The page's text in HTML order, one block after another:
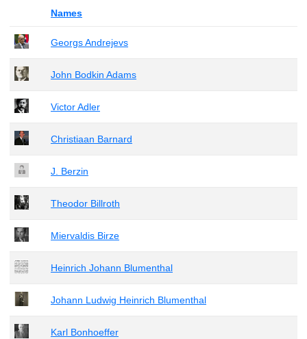
Names
Georgs Andrejevs
John Bodkin Adams
Victor Adler
Christiaan Barnard
J. Berzin
Theodor Billroth
Miervaldis Birze
Heinrich Johann Blumenthal
Johann Ludwig Heinrich Blumenthal
Karl Bonhoeffer